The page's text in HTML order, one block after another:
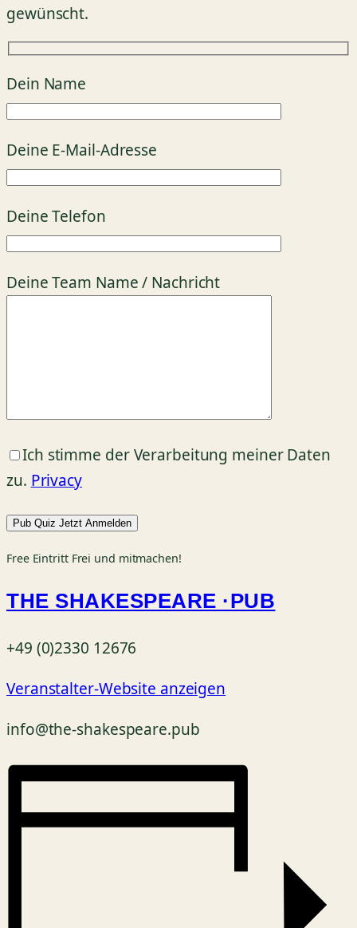
gewünscht.
Dein Name
Deine E-Mail-Adresse
Deine Telefon
Deine Team Name / Nachricht
Ich stimme der Verarbeitung meiner Daten
zu. Privacy
Free Eintritt Frei und mitmachen!
THE SHAKESPEARE ·PUB
+49 (0)2330 12676
Veranstalter-Website anzeigen
info@the-shakespeare.pub